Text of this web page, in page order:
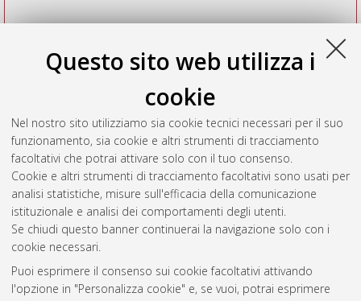
Questo sito web utilizza i
cookie
Nel nostro sito utilizziamo sia cookie tecnici necessari per il suo
funzionamento, sia cookie e altri strumenti di tracciamento
facoltativi che potrai attivare solo con il tuo consenso.
Cookie e altri strumenti di tracciamento facoltativi sono usati per
analisi statistiche, misure sull'efficacia della comunicazione
istituzionale e analisi dei comportamenti degli utenti.
Se chiudi questo banner continuerai la navigazione solo con i
cookie necessari.
Puoi esprimere il consenso sui cookie facoltativi attivando
l'opzione in "Personalizza cookie" e, se vuoi, potrai esprimere
Vedi altre statistiche
Gestione del documento:
AMS Acta